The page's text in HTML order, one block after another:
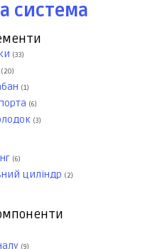
система
(33)
(20)
(1)
(6)
(3)
(6)
циліндр (2)
(9)